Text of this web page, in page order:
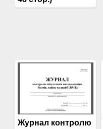
Журнал контролю